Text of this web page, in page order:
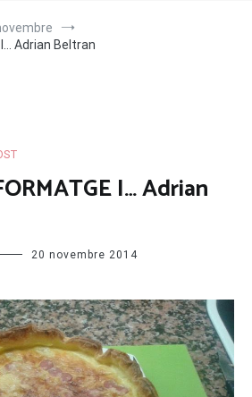
I… Adrian Beltran
I… Adrian
20 novembre 2014